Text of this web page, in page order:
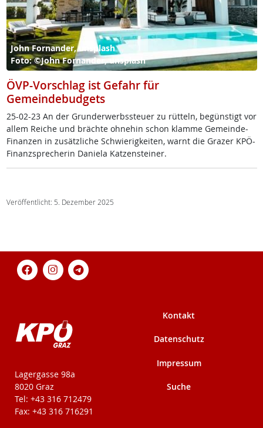
John Fornander, unsplash
Foto: ©John Fornander, unsplash
ÖVP-Vorschlag ist Gefahr für
Gemeindebudgets
25-02-23 An der Grun­d­er­werbs­steu­er zu rüt­teln, be­güns­tigt vor
al­lem Rei­che und bräch­te oh­ne­hin schon klam­me Ge­mein­de-
Fi­nan­zen in zu­sätz­li­che Schwie­rig­kei­ten, warnt die Gra­zer KPÖ-
Fi­nanz­sp­re­che­rin Da­nie­la Kat­zen­stei­ner.
Veröffentlicht: 5. Dezember 2025
KPÖ-Steiermark
Lagergasse 98a
8020 Graz
Tel: +43 316 712479
Fax: +43 316 716291
Kontakt
Datenschutz
Impressum
Suche